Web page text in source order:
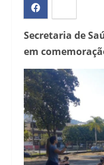
Secretaria de
em